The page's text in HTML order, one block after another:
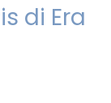
di Era